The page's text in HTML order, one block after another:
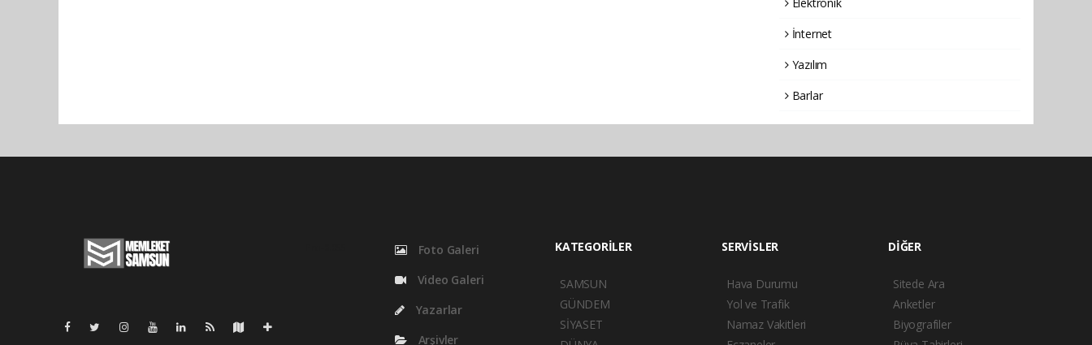
İnternet
Yazılım
Barlar
Foto Galeri
Video Galeri
Yazarlar
Arşivler
KATEGORİLER
SAMSUN
GÜNDEM
SİYASET
SERVİSLER
Hava Durumu
Yol ve Trafik
Namaz Vakitleri
DİĞER
Sitede Ara
Anketler
Biyografiler